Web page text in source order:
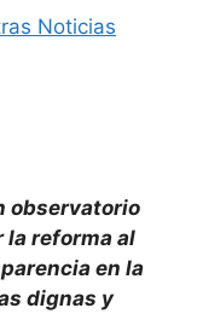
Noticias
observatorio
la reforma al
en la
dignas y